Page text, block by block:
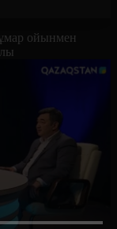
ойынмен